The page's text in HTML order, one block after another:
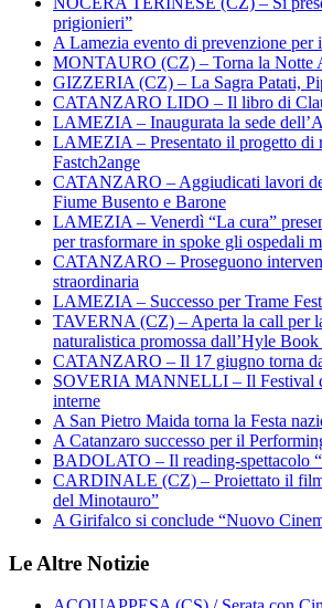
prigionieri”
A Lamezia evento di prevenzione per
MONTAURO (CZ) – Torna la Notte
GIZZERIA (CZ) – La Sagra Patati,
CATANZARO LIDO – Il libro di
LAMEZIA – Inaugurata la sede
LAMEZIA – Presentato il progetto di
Fastch2ange
CATANZARO – Aggiudicati lavori
Fiume Busento e Barone
LAMEZIA – Venerdì “La cura”
per trasformare in spoke gli ospedali
CATANZARO – Proseguono
straordinaria
LAMEZIA – Successo per Trame
TAVERNA (CZ) – Aperta la call per
naturalistica promossa dall’Hyle Book
CATANZARO – Il 17 giugno torna
SOVERIA MANNELLI – Il Festival
interne
A San Pietro Maida torna la Festa
A Catanzaro successo per il
BADOLATO – Il reading-spettacolo
CARDINALE (CZ) – Proiettato il
del Minotauro”
A Girifalco si conclude “Nuovo
Le Altre Notizie